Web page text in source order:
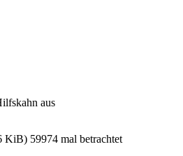
aus
KiB) 59974 mal betrachtet